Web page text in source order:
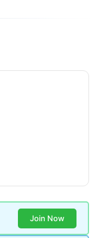
Join Now